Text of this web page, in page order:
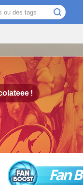
!
Fan